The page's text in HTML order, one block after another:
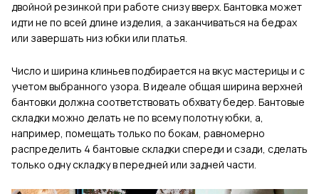
двойной резинкой при работе снизу вверх. Бантовка может
идти не по всей длине изделия, а заканчиваться на бедрах
или завершать низ юбки или платья.
Число и ширина клиньев подбирается на вкус мастерицы и с
учетом выбранного узора. В идеале общая ширина верхней
бантовки должна соответствовать обхвату бедер. Бантовые
складки можно делать не по всему полотну юбки, а,
например, помещать только по бокам, равномерно
распределить 4 бантовые складки спереди и сзади, сделать
только одну складку в передней или задней части.